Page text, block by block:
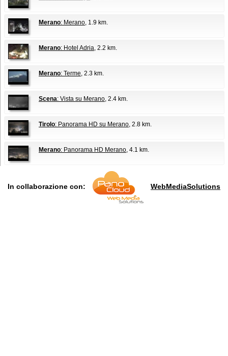
Merano: Merano, 1.9 km.
Merano: Hotel Adria, 2.2 km.
Merano: Terme, 2.3 km.
Scena: Vista su Merano, 2.4 km.
Tirolo: Panorama HD su Merano, 2.8 km.
Merano: Panorama HD Merano, 4.1 km.
In collaborazione con: WebMediaSolutions